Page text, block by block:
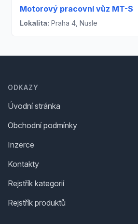
Motorový pracovní vůz MT-S
Lokalita: Praha 4, Nusle
ODKAZY
Úvodní stránka
Obchodní podmínky
Inzerce
Kontakty
Rejstřík kategorií
Rejstřík produktů